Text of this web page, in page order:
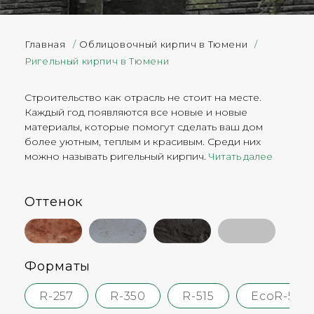
Главная / Облицовочный кирпич в Тюмени
/
Ригельный кирпич в Тюмени
Строительство как отрасль не стоит на месте.
Каждый год появляются все новые и новые
материалы, которые помогут сделать ваш дом
более уютным, теплым и красивым. Среди них
можно называть ригельный кирпич. Читать далее
Ригельным кирпичом называют длинный узкий
кирпич. Его длина составляет 260, 350 или 510 мм, а
высота – 38 мм. Глубина постели может быть 50, 85
или 100 мм. Технология производства данного
вида кирпича очень сложна и трудоемка, поэтому
завод может выпускать данный продукт в
ограниченном количестве, что естественно
Оттенок
Форматы
R-257 R-350 R-515 EcoR-515